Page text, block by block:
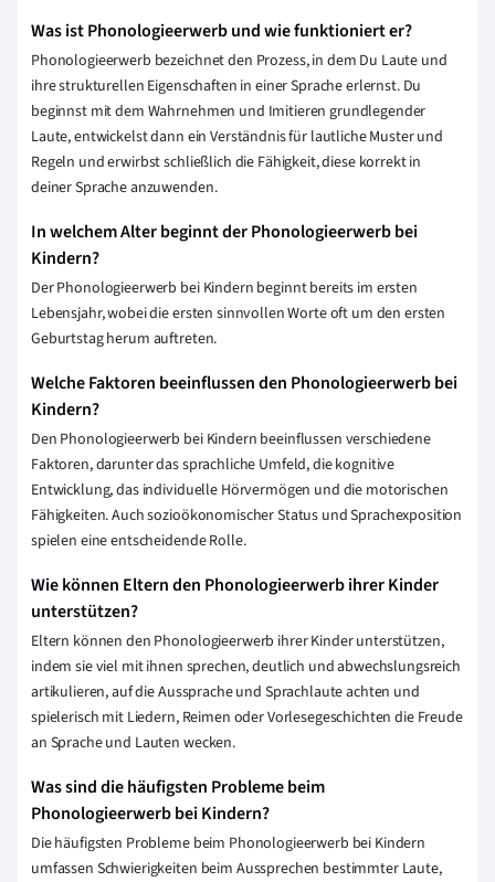
Was ist Phonologieerwerb und wie funktioniert er?
Phonologieerwerb bezeichnet den Prozess, in dem Du Laute und
ihre strukturellen Eigenschaften in einer Sprache erlernst. Du
beginnst mit dem Wahrnehmen und Imitieren grundlegender
Laute, entwickelst dann ein Verständnis für lautliche Muster und
Regeln und erwirbst schließlich die Fähigkeit, diese korrekt in
deiner Sprache anzuwenden.
In welchem Alter beginnt der Phonologieerwerb bei
Kindern?
Der Phonologieerwerb bei Kindern beginnt bereits im ersten
Lebensjahr, wobei die ersten sinnvollen Worte oft um den ersten
Geburtstag herum auftreten.
Welche Faktoren beeinflussen den Phonologieerwerb bei
Kindern?
Den Phonologieerwerb bei Kindern beeinflussen verschiedene
Faktoren, darunter das sprachliche Umfeld, die kognitive
Entwicklung, das individuelle Hörvermögen und die motorischen
Fähigkeiten. Auch sozioökonomischer Status und Sprachexposition
spielen eine entscheidende Rolle.
Wie können Eltern den Phonologieerwerb ihrer Kinder
unterstützen?
Eltern können den Phonologieerwerb ihrer Kinder unterstützen,
indem sie viel mit ihnen sprechen, deutlich und abwechslungsreich
artikulieren, auf die Aussprache und Sprachlaute achten und
spielerisch mit Liedern, Reimen oder Vorlesegeschichten die Freude
an Sprache und Lauten wecken.
Was sind die häufigsten Probleme beim
Phonologieerwerb bei Kindern?
Die häufigsten Probleme beim Phonologieerwerb bei Kindern
umfassen Schwierigkeiten beim Aussprechen bestimmter Laute,